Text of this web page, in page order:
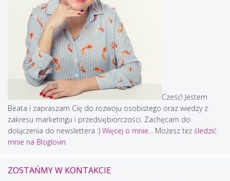
Cześć! Jestem
Beata i zapraszam Cię do rozwoju osobistego oraz wiedzy z
zakresu marketingu i przedsiębiorczości. Zachęcam do
dołączenia do newslettera :) Więcej o mnie... Możesz też śledzić
mnie na Bloglovin
ZOSTAŃMY W KONTAKCIE